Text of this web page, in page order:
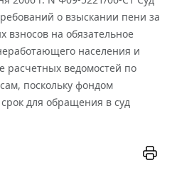
о взыскании пени за
взносов на обязательное
населения и
расчетных ведомостей по
поскольку фондом
для обращения в суд